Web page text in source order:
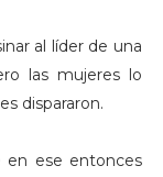
al líder de una
las mujeres lo
dispararon.
en ese entonces